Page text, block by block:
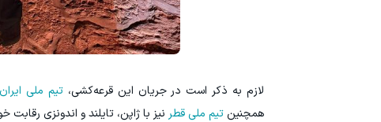
لازم به ذکر است در جریان این قرعه‌کشی،تیم ملی ایران
همچنین تیم ملی قطر نیز با ژاپن، تایلند و اندونزی رقابت